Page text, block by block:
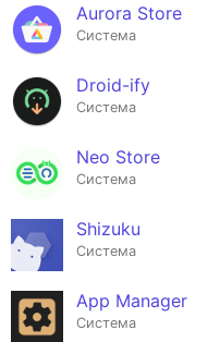
Aurora Store
Система
Droid-ify
Система
Neo Store
Система
Shizuku
Система
App Manager
Система